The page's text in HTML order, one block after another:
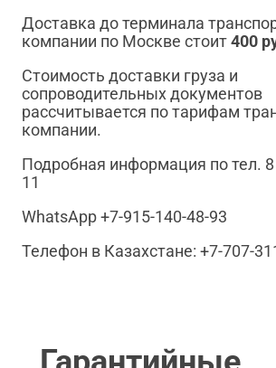
Доставка до терминала
компании по Москве стоит400
Стоимость доставки груза и
сопроводительных документов
рассчитывается по тарифам
компании.
Подробная информация по тел.
11
WhatsApp +7-915-140-48-93
Телефон в Казахстане: +7-707-